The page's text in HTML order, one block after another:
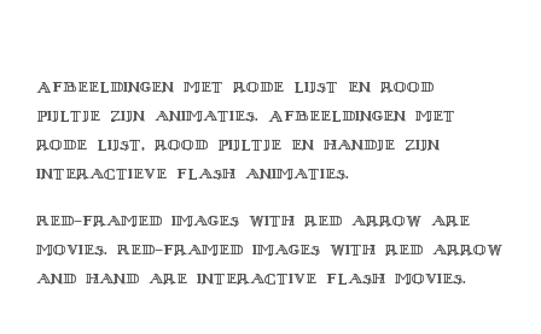
Afbeeldingen met rode lijst en rood
pijltje zijn animaties. Afbeeldingen met
rode lijst, rood pijltje en handje zijn
interactieve flash animaties.
Red-framed images with red arrow are
movies. Red-framed images with red arrow
and hand are interactive flash movies.